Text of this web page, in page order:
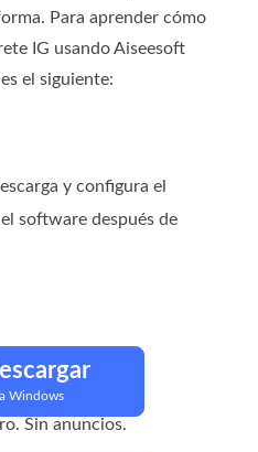
Para aprender cómo
IG usando Aiseesoft
el siguiente:
y configura el
software después de
Windows
Sin anuncios.